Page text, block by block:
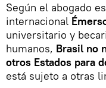
Según el abogado
internacional
universitario y
humanos, Brasil no
otros Estados para
está sujeto a otras